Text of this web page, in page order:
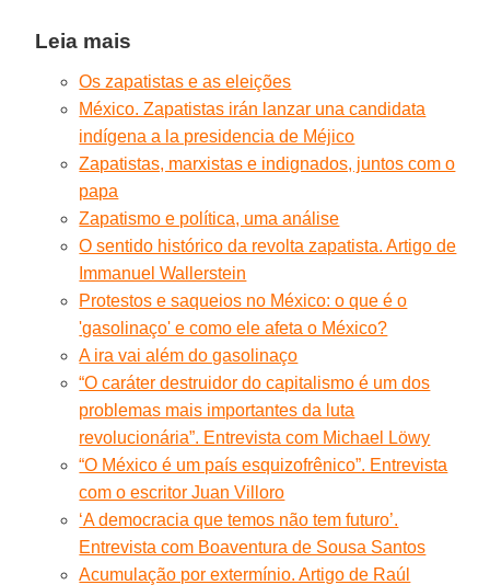
Leia mais
Os zapatistas e as eleições
México. Zapatistas irán lanzar una candidata
indígena a la presidencia de Méjico
Zapatistas, marxistas e indignados, juntos com o
papa
Zapatismo e política, uma análise
O sentido histórico da revolta zapatista. Artigo de
Immanuel Wallerstein
Protestos e saqueios no México: o que é o
'gasolinaço' e como ele afeta o México?
A ira vai além do gasolinaço
“O caráter destruidor do capitalismo é um dos
problemas mais importantes da luta
revolucionária”. Entrevista com Michael Löwy
“O México é um país esquizofrênico”. Entrevista
com o escritor Juan Villoro
‘A democracia que temos não tem futuro’.
Entrevista com Boaventura de Sousa Santos
Acumulação por extermínio. Artigo de Raúl